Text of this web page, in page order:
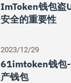
ImToken钱包盗
安全的重要性
2023/12/29
61imtoken钱包-
产钱包